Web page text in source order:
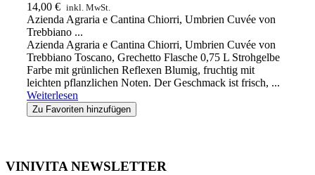
14,00 € inkl. MwSt.
Azienda Agraria e Cantina Chiorri, Umbrien Cuvée von
Trebbiano ...
Azienda Agraria e Cantina Chiorri, Umbrien Cuvée von
Trebbiano Toscano, Grechetto Flasche 0,75 L Strohgelbe
Farbe mit grünlichen Reflexen Blumig, fruchtig mit
leichten pflanzlichen Noten. Der Geschmack ist frisch, ...
Weiterlesen
Zu Favoriten hinzufügen
VINIVITA NEWSLETTER